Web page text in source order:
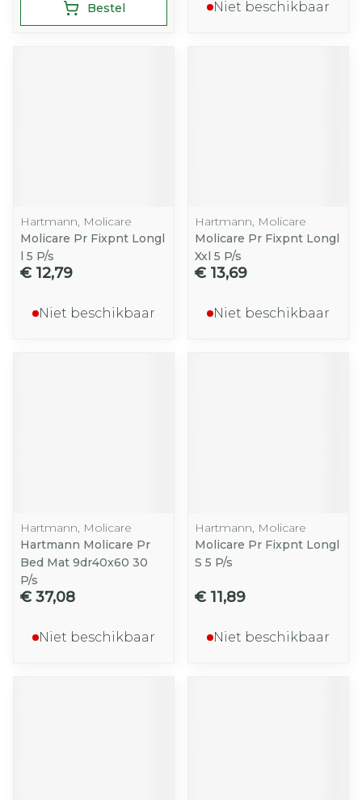
Bestel Niet beschikbaar
Hartmann, Molicare
Molicare Pr Fixpnt Longl
l 5 P/s
€ 12,79
Niet beschikbaar
Hartmann, Molicare
Molicare Pr Fixpnt Longl
Xxl 5 P/s
€ 13,69
Niet beschikbaar
Hartmann, Molicare
Hartmann Molicare Pr
Bed Mat 9dr40x60 30
P/s
€ 37,08
Niet beschikbaar
Hartmann, Molicare
Molicare Pr Fixpnt Longl
S 5 P/s
€ 11,89
Niet beschikbaar